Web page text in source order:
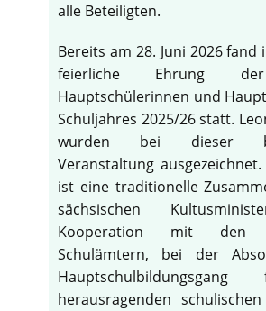
alle Beteiligten.
Bereits am 28. Juni 2026 fand
feierliche Ehrung
Hauptschülerinnen und
Schuljahres 2025/26 statt.
wurden bei dieser
Veranstaltung
ist eine traditionelle
sächsischen
Kooperation mit den
Schulämtern, bei der
herausragenden